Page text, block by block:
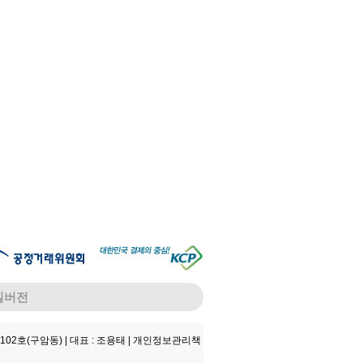
전
호(구암동) | 대표 : 조용태 | 개인정보관리책